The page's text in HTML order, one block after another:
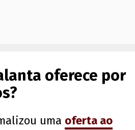
oferece por
uma oferta ao